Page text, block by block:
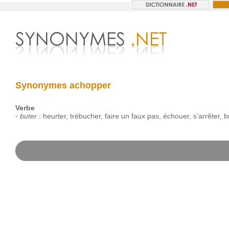
Synonymes achopper
Verbe
- buter: heurter, trébucher, faire un faux pas, échouer, s'arrêter,